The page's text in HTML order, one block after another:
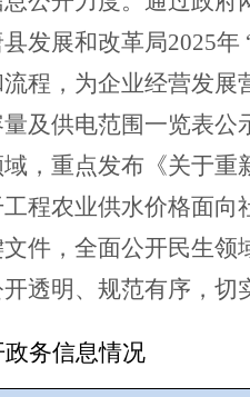
发展和改革局2025年
程，为企业经营发
及供电范围一览表
，重点发布《关于
程农业供水价格面
件，全面公开民生
透明、规范有序，
政务信息情况